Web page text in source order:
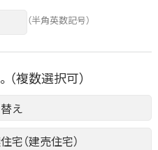
（半角英数記号）
複数選択可）
え
宅（建売住宅）